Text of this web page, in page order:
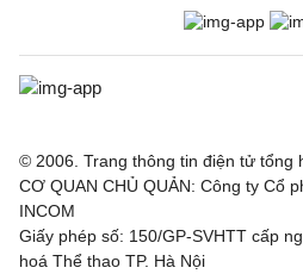
© 2006. Trang thông tin điện tử tổng
CƠ QUAN CHỦ QUẢN: Công ty Cổ
INCOM
Giấy phép số: 150/GP-SVHTT cấp
hoá Thể thao TP. Hà Nội